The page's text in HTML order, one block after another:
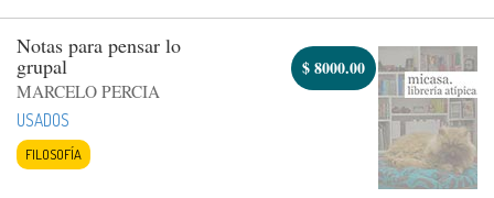
Notas para pensar lo
grupal
MARCELO PERCIA
USADOS
FILOSOFÍA
$8000.00